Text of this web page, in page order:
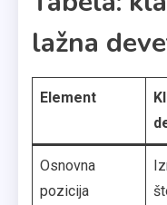
lažna
Element
Osnovna
pozicija